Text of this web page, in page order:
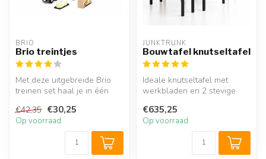
BRIO
Brio treintjes
Met deze uitgebreide Brio
treinen set haal je in één
€42,35 €30,25
Op voorraad
JUNKTRUNK
Bouwtafel knutseltafel
Ideale knutseltafel met
werkbladen en 2 stevige
bouwta...
€635,25
Op voorraad